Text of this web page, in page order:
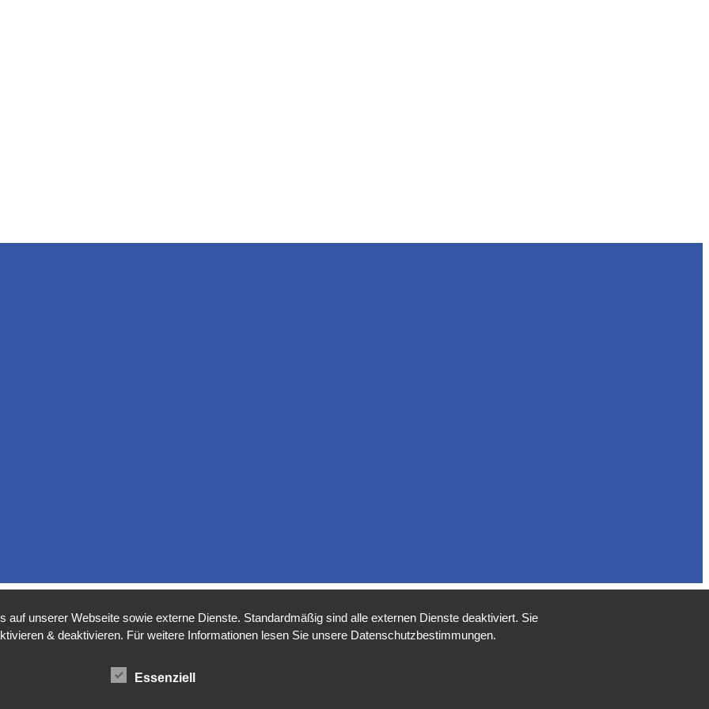
auf unserer Webseite sowie externe Dienste. Standardmäßig sind alle externen Dienste deaktiviert. Sie
& deaktivieren. Für weitere Informationen lesen Sie unsere Datenschutzbestimmungen.
Essenziell